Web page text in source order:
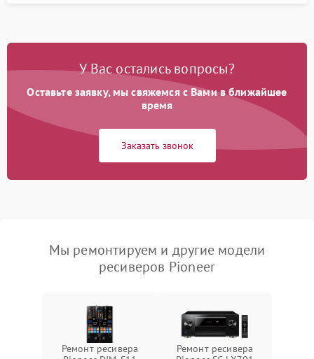
У Вас остались вопросы?
Оставьте заявку, мы свяжемся с Вами в ближайшее
время
Заказать звонок
Мы ремонтируем и другие модели
ресиверов Pioneer
Ремонт ресивера
Ремонт ресивера